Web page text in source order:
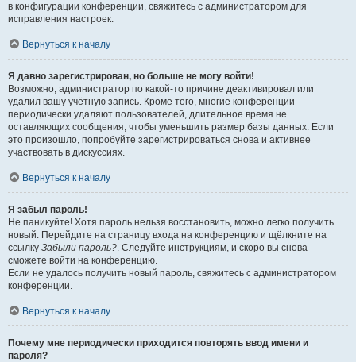
в конфигурации конференции, свяжитесь с администратором для
исправления настроек.
Вернуться к началу
Я давно зарегистрирован, но больше не могу войти!
Возможно, администратор по какой-то причине деактивировал или
удалил вашу учётную запись. Кроме того, многие конференции
периодически удаляют пользователей, длительное время не
оставляющих сообщения, чтобы уменьшить размер базы данных. Если
это произошло, попробуйте зарегистрироваться снова и активнее
участвовать в дискуссиях.
Вернуться к началу
Я забыл пароль!
Не паникуйте! Хотя пароль нельзя восстановить, можно легко получить
новый. Перейдите на страницу входа на конференцию и щёлкните на
ссылку Забыли пароль?. Следуйте инструкциям, и скоро вы снова
сможете войти на конференцию.
Если не удалось получить новый пароль, свяжитесь с администратором
конференции.
Вернуться к началу
Почему мне периодически приходится повторять ввод имени и
пароля?